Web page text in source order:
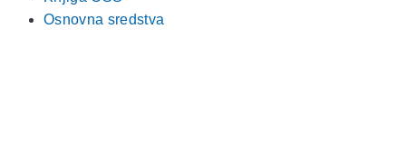
Osnovna sredstva